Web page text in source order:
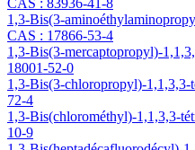
CAS : 83936-41-8
1,3-Bis(3-
CAS : 17866-53-4
1,3-Bis(3-mercaptopropyl)-
18001-52-0
1,3-Bis(3-chloropropyl)-
72-4
1,3-Bis(chlorométhyl)-1,1,3,3-
10-9